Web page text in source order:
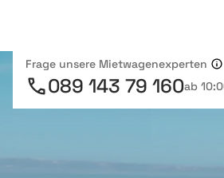
Frage unsere Mietwagenexperten
089 143 79 160ab